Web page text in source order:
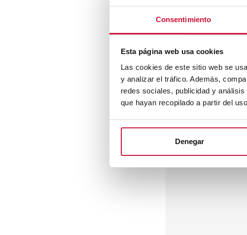
Consentimiento
Esta página web usa cookies
Las cookies de este sitio web se
y analizar el tráfico. Además,
redes sociales, publicidad y
que hayan recopilado a partir del
Denegar